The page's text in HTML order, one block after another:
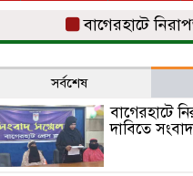
বাগেরহাটে নিরাপত্তা
সর্বশেষ
বাগেরহাটে
দাবিতে